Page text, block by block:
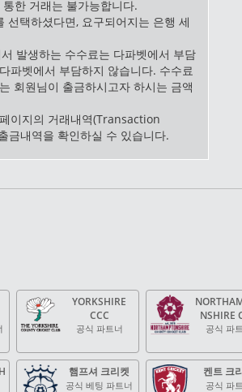
한 거래는 불가능합니다.
선택하셨다면, 요구되어지는 은행 세
발생하는 수수료는 다파벳에서 부담
파벳에서 부담하지 않습니다. 수수료
회원님이 출금하시고자 하시는 금액
이지의 거래내역(Transaction
금내역을 확인하실 수 있습니다.
YORKSHIRE
CCC
공식 파트너
NSHIRE
공식 파
햄프셔 크리켓
공식 베팅 파트너
켄트 크
공식 파